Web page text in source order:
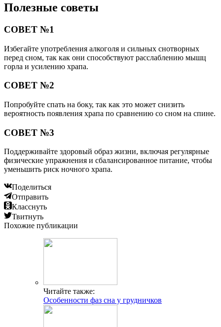
Полезные советы
СОВЕТ №1
Избегайте употребления алкоголя и сильных снотворных
перед сном, так как они способствуют расслаблению мышц
горла и усилению храпа.
СОВЕТ №2
Попробуйте спать на боку, так как это может снизить
вероятность появления храпа по сравнению со сном на спине.
СОВЕТ №3
Поддерживайте здоровый образ жизни, включая регулярные
физические упражнения и сбалансированное питание, чтобы
уменьшить риск ночного храпа.
Поделиться
Отправить
Класснуть
Твитнуть
Похожие публикации
Читайте также:
Особенности фаз сна у грудничков